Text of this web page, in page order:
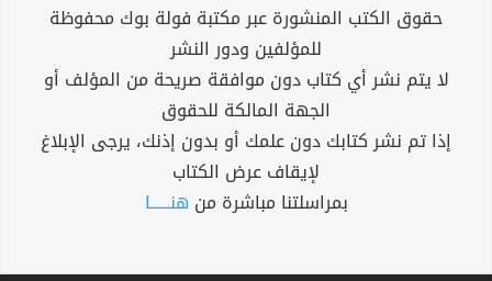
حقوق الكتب المنشورة عبر مكتبة فولة بوك محفوظة
للمؤلفين ودور النشر
لا يتم نشر أي كتاب دون موافقة صريحة من المؤلف أو
الجهة المالكة للحقوق
إذا تم نشر كتابك دون علمك أو بدون إذنك، يرجى الإبلاغ
لإيقاف عرض الكتاب
بمراسلتنا مباشرة من هنــــــا